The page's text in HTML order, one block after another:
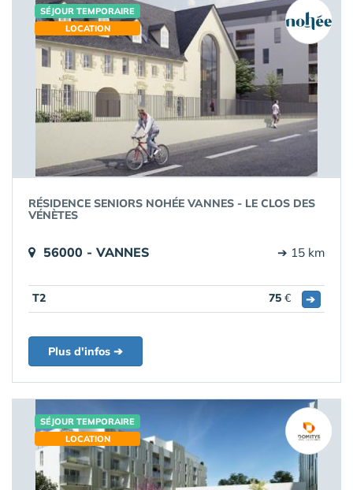
SÉJOUR TEMPORAIRE
LOCATION
RÉSIDENCE SENIORS NOHÉE VANNES - LE CLOS DES
VÉNÈTES
56000 - VANNES ➔ 15 km
T2 75 € ➔
Plus d'infos ➔
SÉJOUR TEMPORAIRE
LOCATION